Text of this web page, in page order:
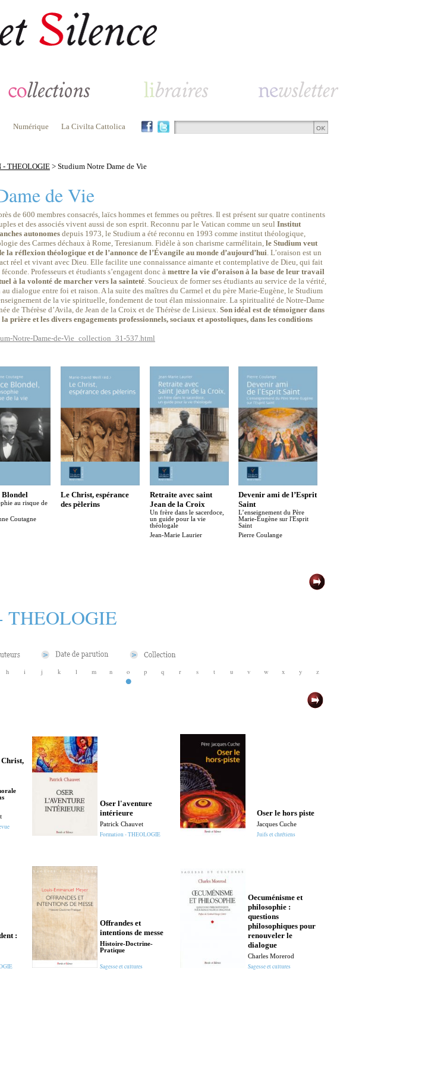
Numérique La Civilta Cattolica
- THEOLOGIE> Studium Notre Dame de Vie
de Vie
de 600 membres consacrés, laïcs hommes et femmes ou prêtres. Il est présent sur quatre continents
et des associés vivent aussi de son esprit. Reconnu par le Vatican comme un seul Institut
autonomes depuis 1973, le Studium a été reconnu en 1993 comme institut théologique,
des Carmes déchaux à Rome, Teresianum. Fidèle à son charisme carmélitain, le Studium veut
réflexion théologique et de l’annonce de l’Évangile au monde d’aujourd’hui. L’oraison est un
réel et vivant avec Dieu. Elle facilite une connaissance aimante et contemplative de Dieu, qui fait
Professeurs et étudiants s’engagent donc à mettre la vie d’oraison à la base de leur travail
à la volonté de marcher vers la sainteté. Soucieux de former ses étudiants au service de la vérité,
dialogue entre foi et raison. A la suite des maîtres du Carmel et du père Marie-Eugène, le Studium
de la vie spirituelle, fondement de tout élan missionnaire. La spiritualité de Notre-Dame
de Thérèse d’Avila, de Jean de la Croix et de Thérèse de Lisieux. Son idéal est de témoigner dans
prière et les divers engagements professionnels, sociaux et apostoliques, dans les conditions
Notre-Dame-de-Vie_collection_31-537.html
au risque de
Coutagne
Le Christ, espérance
des pèlerins
Retraite avec saint
Jean de la Croix
Un frère dans le sacerdoce,
un guide pour la vie
théologale
Jean-Marie Laurier
Devenir ami de l’Esprit
Saint
L’enseignement du Père
Marie-Eugène sur l'Esprit
Saint
Pierre Coulange
THEOLOGIE
h i j k l m n o p q r s t u v w x y z
Christ,
Oser l'aventure
intérieure
Patrick Chauvet
Formation - THEOLOGIE
Oser le hors piste
Jacques Cuche
Juifs et chrétiens
:
Offrandes et
intentions de messe
Histoire-Doctrine-
Pratique
Sagesse et cultures
Oecuménisme et
philosophie :
questions
philosophiques pour
renouveler le
dialogue
Charles Morerod
Sagesse et cultures